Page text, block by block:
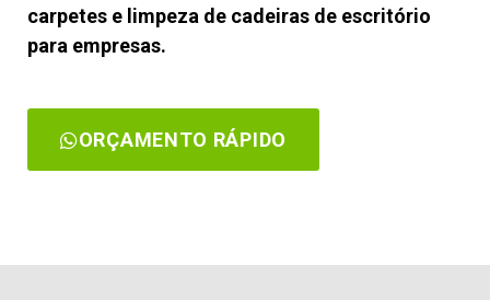
carpetes e limpeza de cadeiras de escritório
para empresas.
ORÇAMENTO RÁPIDO